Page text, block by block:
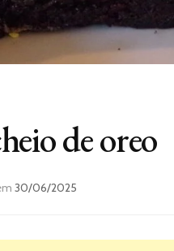
de oreo
30/06/2025